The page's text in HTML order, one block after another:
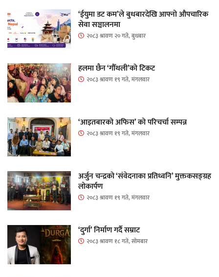
‘ईयुमा डट कम’ले बुधबारदेखि आफ्नो औपचारिक
सेवा सञ्चालनमा
२०८३ श्रावण २० गते, बुधबार
हलमा छैन ‘गौँथली’को टिकट
२०८३ श्रावण १९ गते, मंगलवार
‘आइतबारको अफिस’ को परिचर्चा सम्पन्न
२०८३ श्रावण १९ गते, मंगलवार
अर्जुन चन्द्रको ‘संवेदनाका प्रतिध्वनि’ मुक्तकसङ्ग्रह
लोकार्पण
२०८३ श्रावण १९ गते, मंगलवार
‘दुर्गा’ निर्माण गर्दै सम्राट
२०८३ श्रावण १८ गते, सोमबार